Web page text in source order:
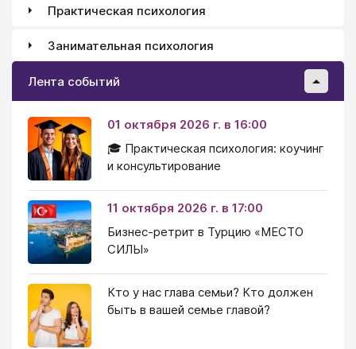
Практическая психология
Занимательная психология
Лента событий
01 октября 2026 г. в 16:00
🎓 Практическая психология: коучинг
и консультирование
11 октября 2026 г. в 17:00
Бизнес-ретрит в Турцию «МЕСТО
СИЛЫ»
Кто у нас глава семьи? Кто должен
быть в вашей семье главой?